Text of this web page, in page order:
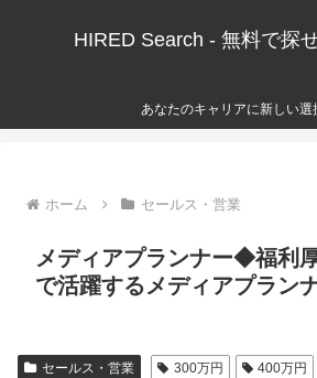
HIRED Search - 無料で探
あなたのキャリアに新しい選
ホーム セールス・営業
メディアプランナー◆福利
で活躍するメディアプラン
セールス・営業 300万円 400万円